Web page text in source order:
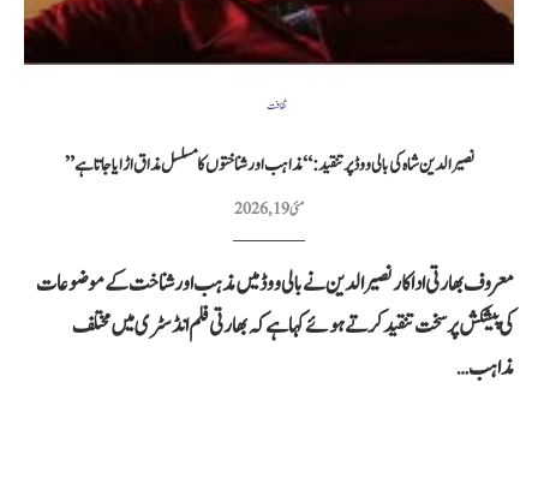
ثقافت
نصیر الدین شاہ کی بالی ووڈ پر تنقید: “مذاہب اور شناختوں کا مسلسل مذاق اڑایا جاتا ہے”
مئی 19, 2026
معروف بھارتی اداکار نصیر الدین نے بالی ووڈ میں مذہب اور شناخت کے موضوعات
کی پیشکش پر سخت تنقید کرتے ہوئے کہا ہے کہ بھارتی فلم انڈسٹری میں مختلف
مذاہب…